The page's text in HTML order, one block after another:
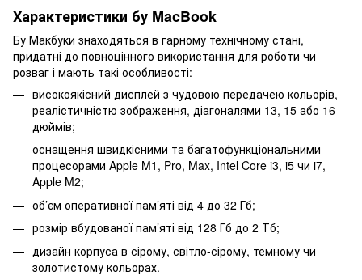
Характеристики бу MacBook
Бу Макбуки знаходяться в гарному технічному стані,
придатні до повноцінного використання для роботи чи
розваг і мають такі особливості:
високоякісний дисплей з чудовою передачею кольорів,
реалістичністю зображення, діагоналями 13, 15 або 16
дюймів;
оснащення швидкісними та багатофункціональними
процесорами Apple M1, Pro, Max, Intel Core i3, i5 чи i7,
Apple M2;
об’єм оперативної пам’яті від 4 до 32 Гб;
розмір вбудованої пам’яті від 128 Гб до 2 Тб;
дизайн корпуса в сірому, світло-сірому, темному чи
золотистому кольорах.